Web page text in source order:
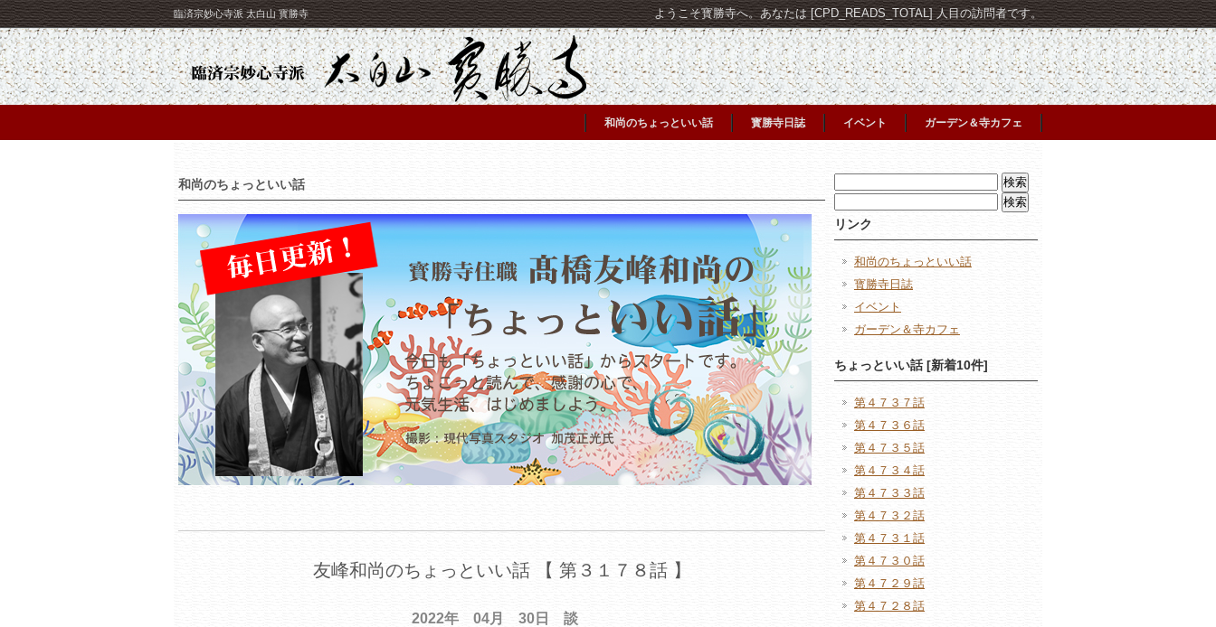
臨済宗妙心寺派 太白山 寳勝寺 ようこそ寳勝寺へ。あなたは [CPD_READS_TOTAL] 人目の訪問者です。
和尚のちょっといい話 寳勝寺日誌 イベント ガーデン＆寺カフェ
和尚のちょっといい話
友峰和尚のちょっといい話 【 第３１７８話 】
2022年 04月 30日 談
索:
索:
リンク
和尚のちょっといい話
寳勝寺日誌
イベント
ガーデン＆寺カフェ
ちょっといい話 [新着10件]
第４７３７話
第４７３６話
第４７３５話
第４７３４話
第４７３３話
第４７３２話
第４７３１話
第４７３０話
第４７２９話
第４７２８話